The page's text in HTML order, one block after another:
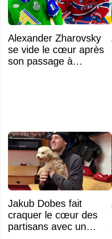
Alexander Zharovsky
se vide le cœur après
son passage à
Jakub Dobes fait
craquer le cœur des
partisans avec un